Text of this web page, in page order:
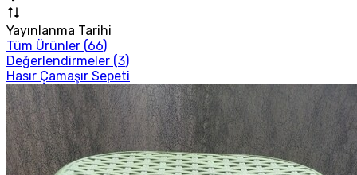
Yayınlanma Tarihi
Tüm Ürünler (66)
Değerlendirmeler (3)
Hasır Çamaşır Sepeti